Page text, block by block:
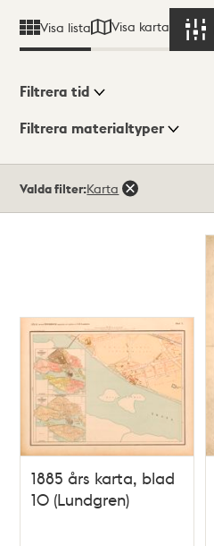
Visa lista Visa karta
Visningsläge
Filtrera tid
Filtrera materialtyper
träffar
Valda filter:Karta
1885 års karta, blad
10 (Lundgren)